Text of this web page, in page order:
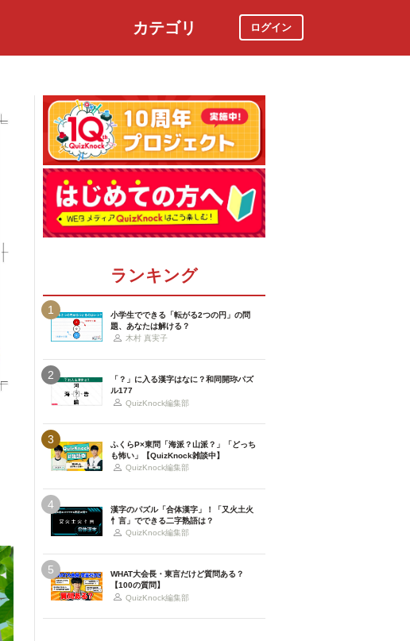
カテゴリ ログイン
ランキング
1
小学生でできる「転がる2つの円」の問
題、あなたは解ける？
木村 真実子
2
「？」に入る漢字はなに？和同開珎パズ
ル177
QuizKnock編集部
3
ふくらP×東問「海派？山派？」「どっち
も怖い」【QuizKnock雑談中】
QuizKnock編集部
4
漢字のパズル「合体漢字」！「又火土火
忄言」でできる二字熟語は？
QuizKnock編集部
5
WHAT大会長・東言だけど質問ある？
【100の質問】
QuizKnock編集部